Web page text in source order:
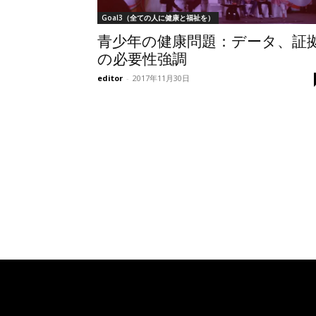
Goal3（全ての人に健康と福祉を）
青少年の健康問題：データ、証
の必要性強調
editor - 2017年11月30日